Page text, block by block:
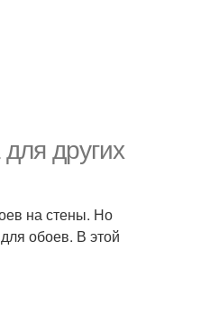
других
на стены. Но
обоев. В этой